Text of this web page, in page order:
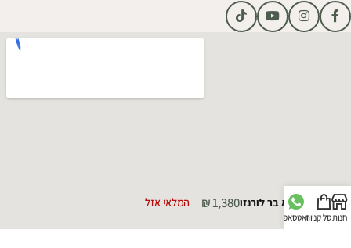
חנותסל קניותוואטסאפ
כסא בר לורנזו ₪1,380 המלאי אזל